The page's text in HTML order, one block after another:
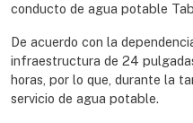
conducto de agua potable
De acuerdo con la
infraestructura de 24
horas, por lo que, durante la
servicio de agua potable.